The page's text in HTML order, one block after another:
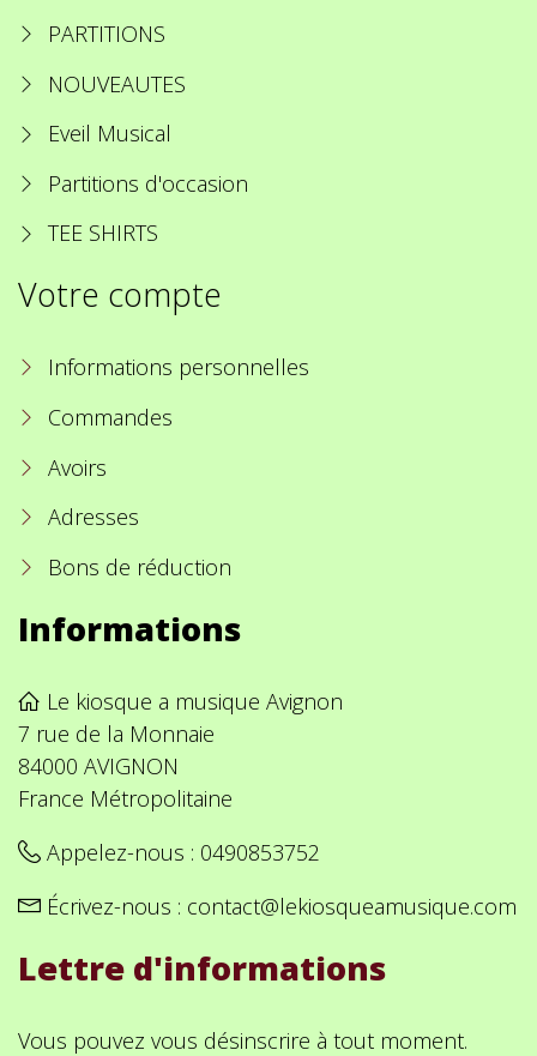
PARTITIONS
NOUVEAUTES
Eveil Musical
Partitions d'occasion
TEE SHIRTS
Votre compte
Informations personnelles
Commandes
Avoirs
Adresses
Bons de réduction
Informations
Le kiosque a musique Avignon
7 rue de la Monnaie
84000 AVIGNON
France Métropolitaine
Appelez-nous : 0490853752
Écrivez-nous : contact@lekiosqueamusique.com
Lettre d'informations
Vous pouvez vous désinscrire à tout moment.